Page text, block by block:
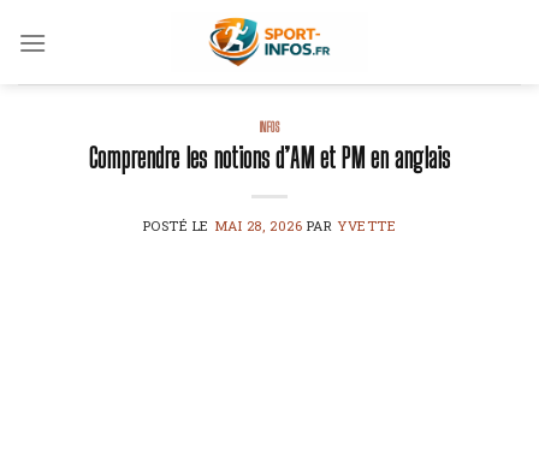
INFOS
Comprendre les notions d’AM et PM en anglais
POSTÉ LE MAI 28, 2026 PARYVETTE